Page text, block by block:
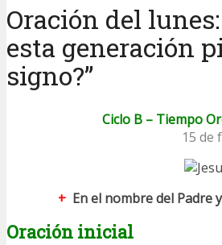
Oración del lunes:
esta generación
signo?”
Ciclo B – Tiempo
15 de
+ En el nombre del Padre
Oración inicial